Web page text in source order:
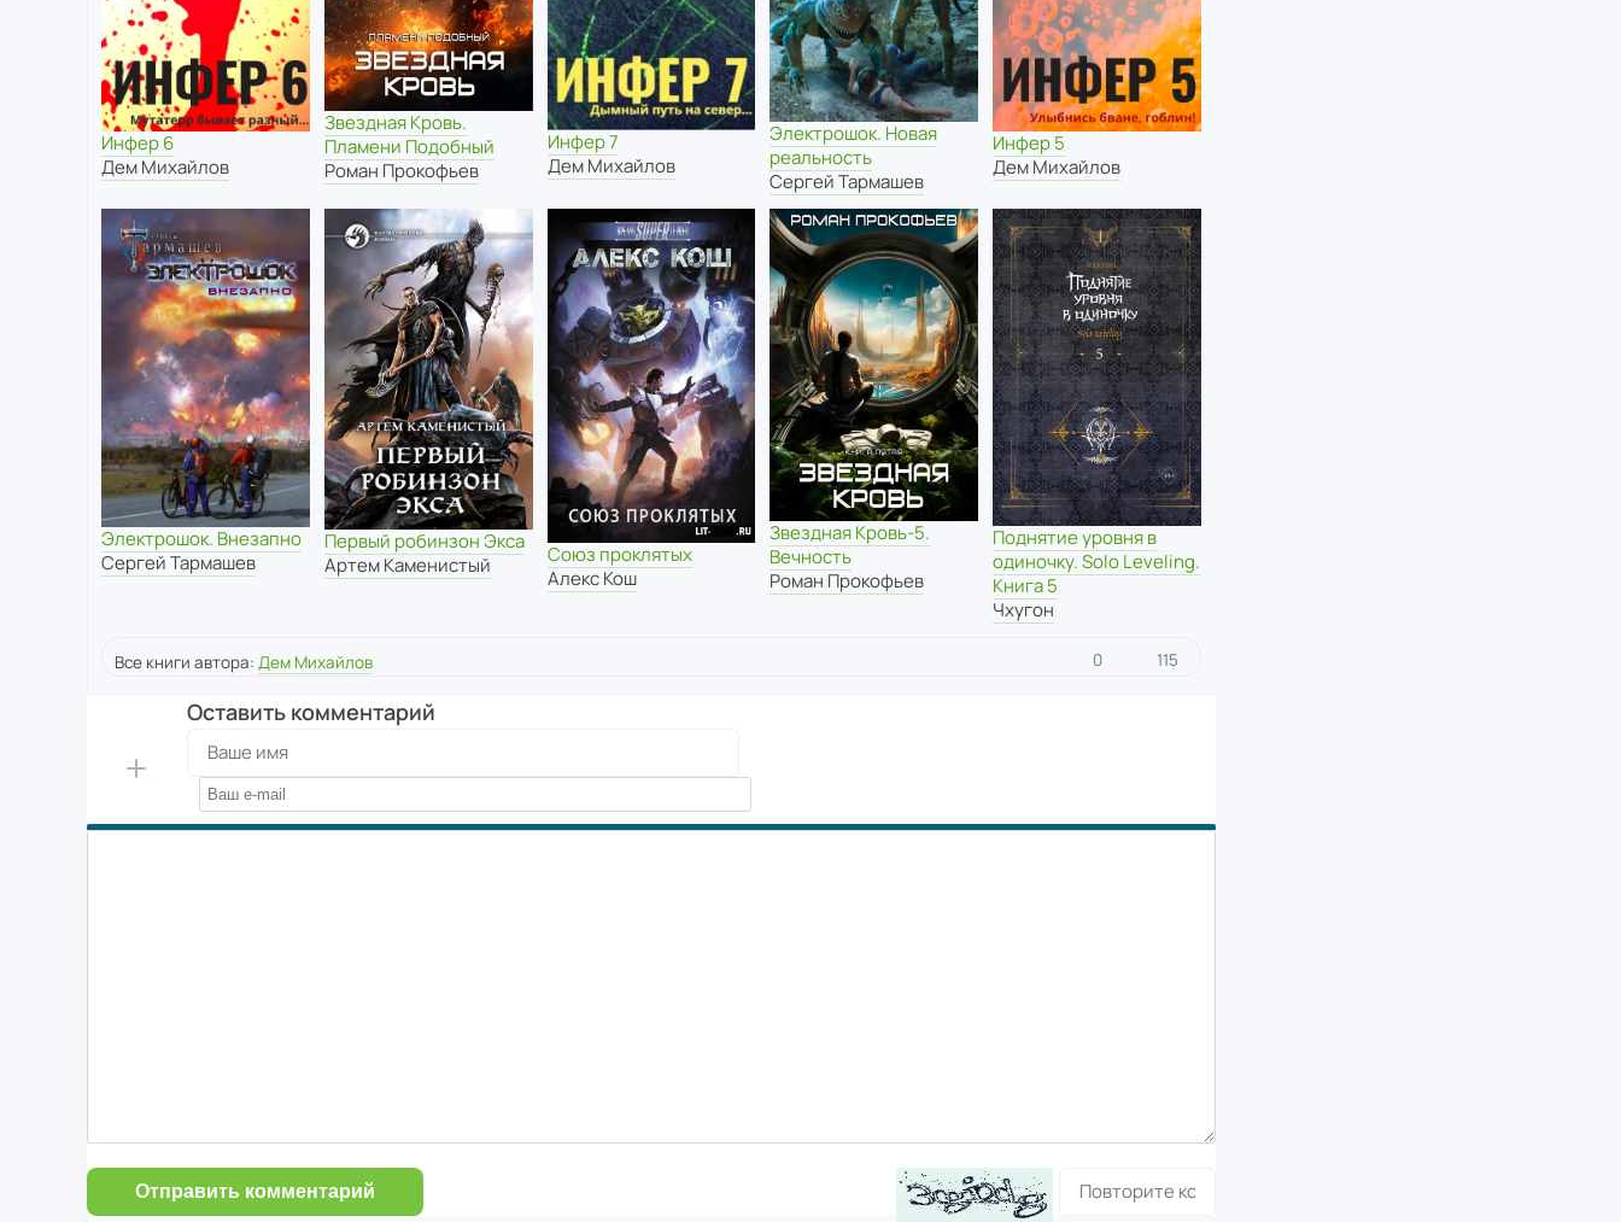
Инфер 6
Дем Михайлов
Звездная Кровь.
Пламени Подобный
Роман Прокофьев
Инфер 7
Дем Михайлов
Электрошок. Новая
реальность
Сергей Тармашев
Инфер 5
Дем Михайлов
Электрошок. Внезапно
Сергей Тармашев
Первый робинзон Экса
Артем Каменистый
Союз проклятых
Алекс Кош
Звездная Кровь-5.
Вечность
Роман Прокофьев
Поднятие уровня в
одиночку. Solo Leveling.
Книга 5
Чхугон
Все книги автора: Дем Михайлов 0 115
Оставить комментарий
Отправить комментарий